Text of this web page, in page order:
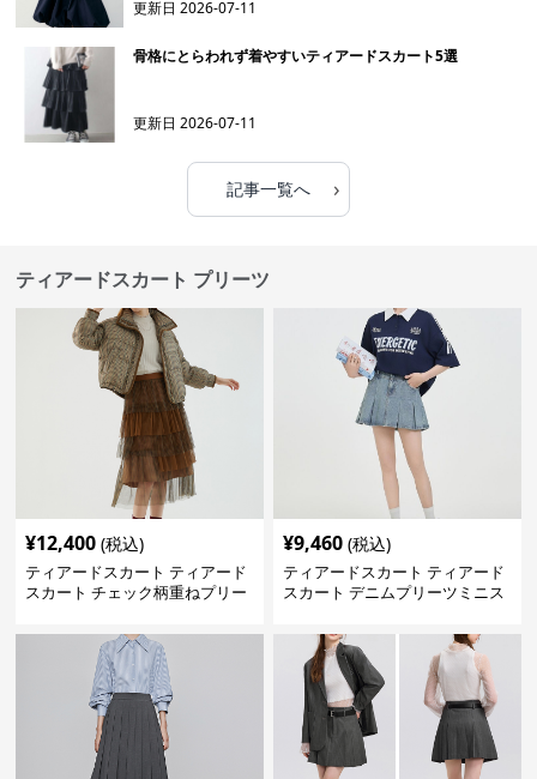
更新日2026-07-11
骨格にとらわれず着やすいティアードスカート5選
更新日2026-07-11
記事一覧へ ›
ティアードスカート プリーツ
¥12,400 (税込)
ティアードスカート ティアード
スカート チェック柄重ねプリー
¥9,460 (税込)
ティアードスカート ティアード
スカート デニムプリーツミニス